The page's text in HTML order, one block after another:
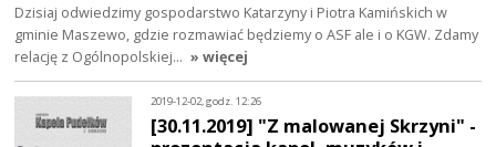
Dzisiaj odwiedzimy gospodarstwo Katarzyny i Piotra Kamińskich w
gminie Maszewo, gdzie rozmawiać będziemy o ASF ale i o KGW. Zdamy
relację z Ogólnopolskiej… » więcej
2019-12-02, godz. 12:26
[30.11.2019] "Z malowanej Skrzyni" -